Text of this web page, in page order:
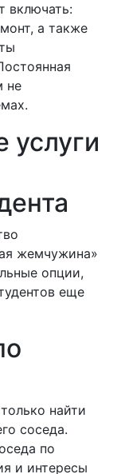
включать:
а также
не
услуги
жемчужина»
опции,
еще
найти
соседа.
по
и интересы